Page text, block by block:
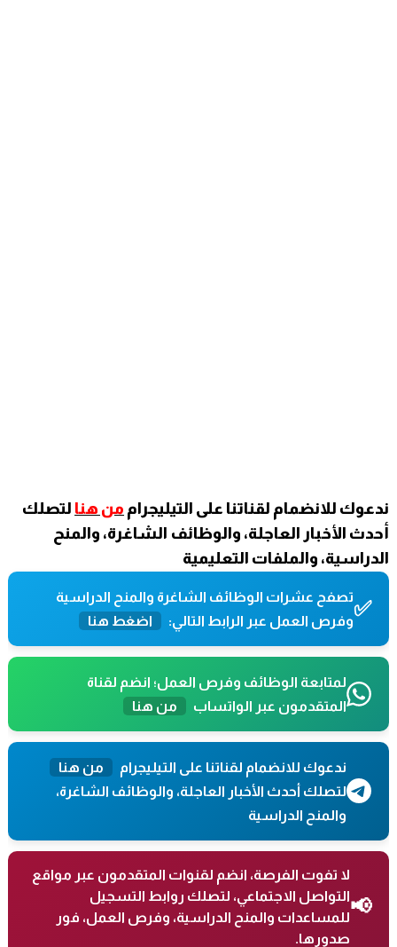
ندعوك للانضمام لقناتنا على التيليجرام من هنا لتصلك
أحدث الأخبار العاجلة، والوظائف الشاغرة، والمنح
الدراسية، والملفات التعليمية
✅تصفح عشرات الوظائف الشاغرة والمنح الدراسية
وفرص العمل عبر الرابط التالي:
اضغط هنا
لمتابعة الوظائف وفرص العمل؛ انضم لقناة
المتقدمون عبر الواتساب
من هنا
ندعوك للانضمام لقناتنا على التيليجرام
من هنا
لتصلك أحدث الأخبار العاجلة، والوظائف الشاغرة،
والمنح الدراسية
📢
لا تفوت الفرصة، انضم لقنوات المتقدمون عبر مواقع
التواصل الاجتماعي، لتصلك روابط التسجيل
للمساعدات والمنح الدراسية، وفرص العمل، فور
صدورها.